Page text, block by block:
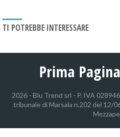
TI POTREBBE INTERESSARE
Prima
2026 - Blu Trend srl - P. IVA
tribunale di Marsala n.202 del 12/